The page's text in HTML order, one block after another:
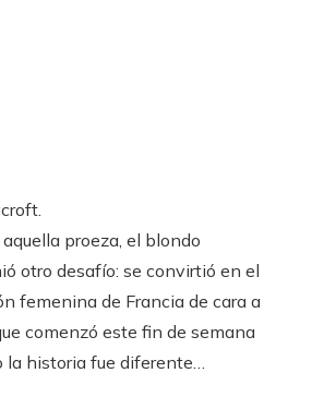
proeza, el blondo
otro desafío: se convirtió en el
femenina de Francia de cara a
comenzó este fin de semana
la historia fue diferente…